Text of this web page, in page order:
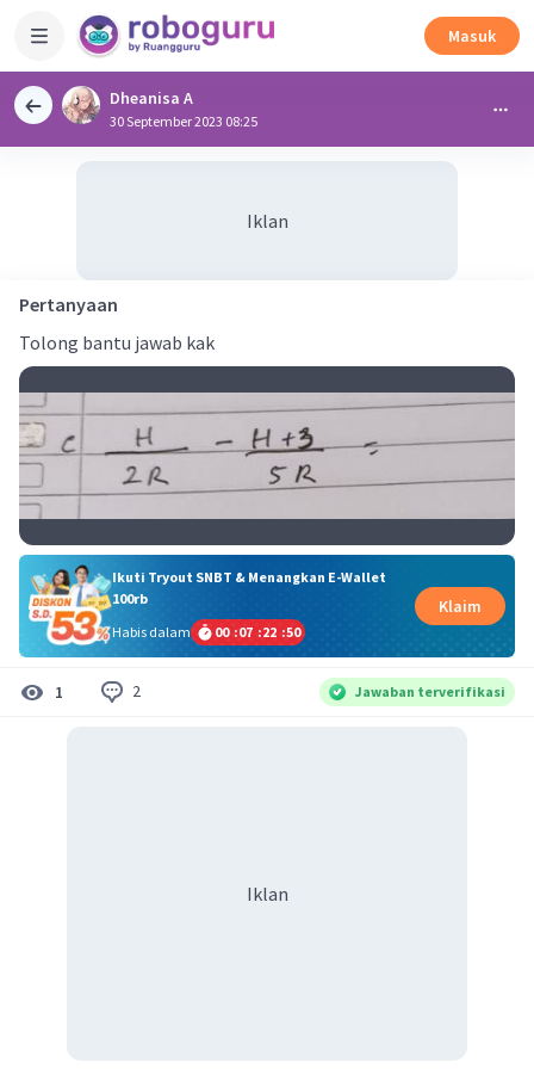
Masuk
Dheanisa A
30 September 2023 08:25
Iklan
Pertanyaan
Tolong bantu jawab kak
Ikuti Tryout SNBT & Menangkan E-Wallet
100rb
Habis dalam
00 :07 :22 :49
Klaim
1 2 Jawaban terverifikasi
Iklan